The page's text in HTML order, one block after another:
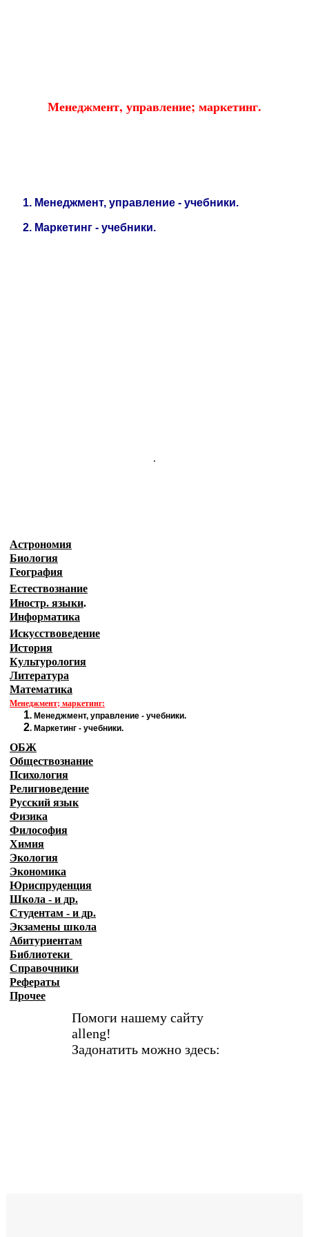
Менеджмент, управление; маркетинг.
1. Менеджмент, управление - учебники.
2. Маркетинг - учебники.
.
Астрономия
Биология
География
Естествознание
Иностр. языки.
Информатика
Искусствоведение
История
Культурология
Литература
Математика
Менеджмент; маркетинг:
1. Менеджмент, управление - учебники.
2. Маркетинг - учебники.
ОБЖ
Обществознание
Психология
Религиоведение
Русский язык
Физика
Философия
Химия
Экология
Экономика
Юриспруденция
Школа - и др.
Студентам - и др.
Экзамены школа
Абитуриентам
Библиотеки
Справочники
Рефераты
Прочее
Помоги нашему сайту
alleng!
Задонатить можно здесь: